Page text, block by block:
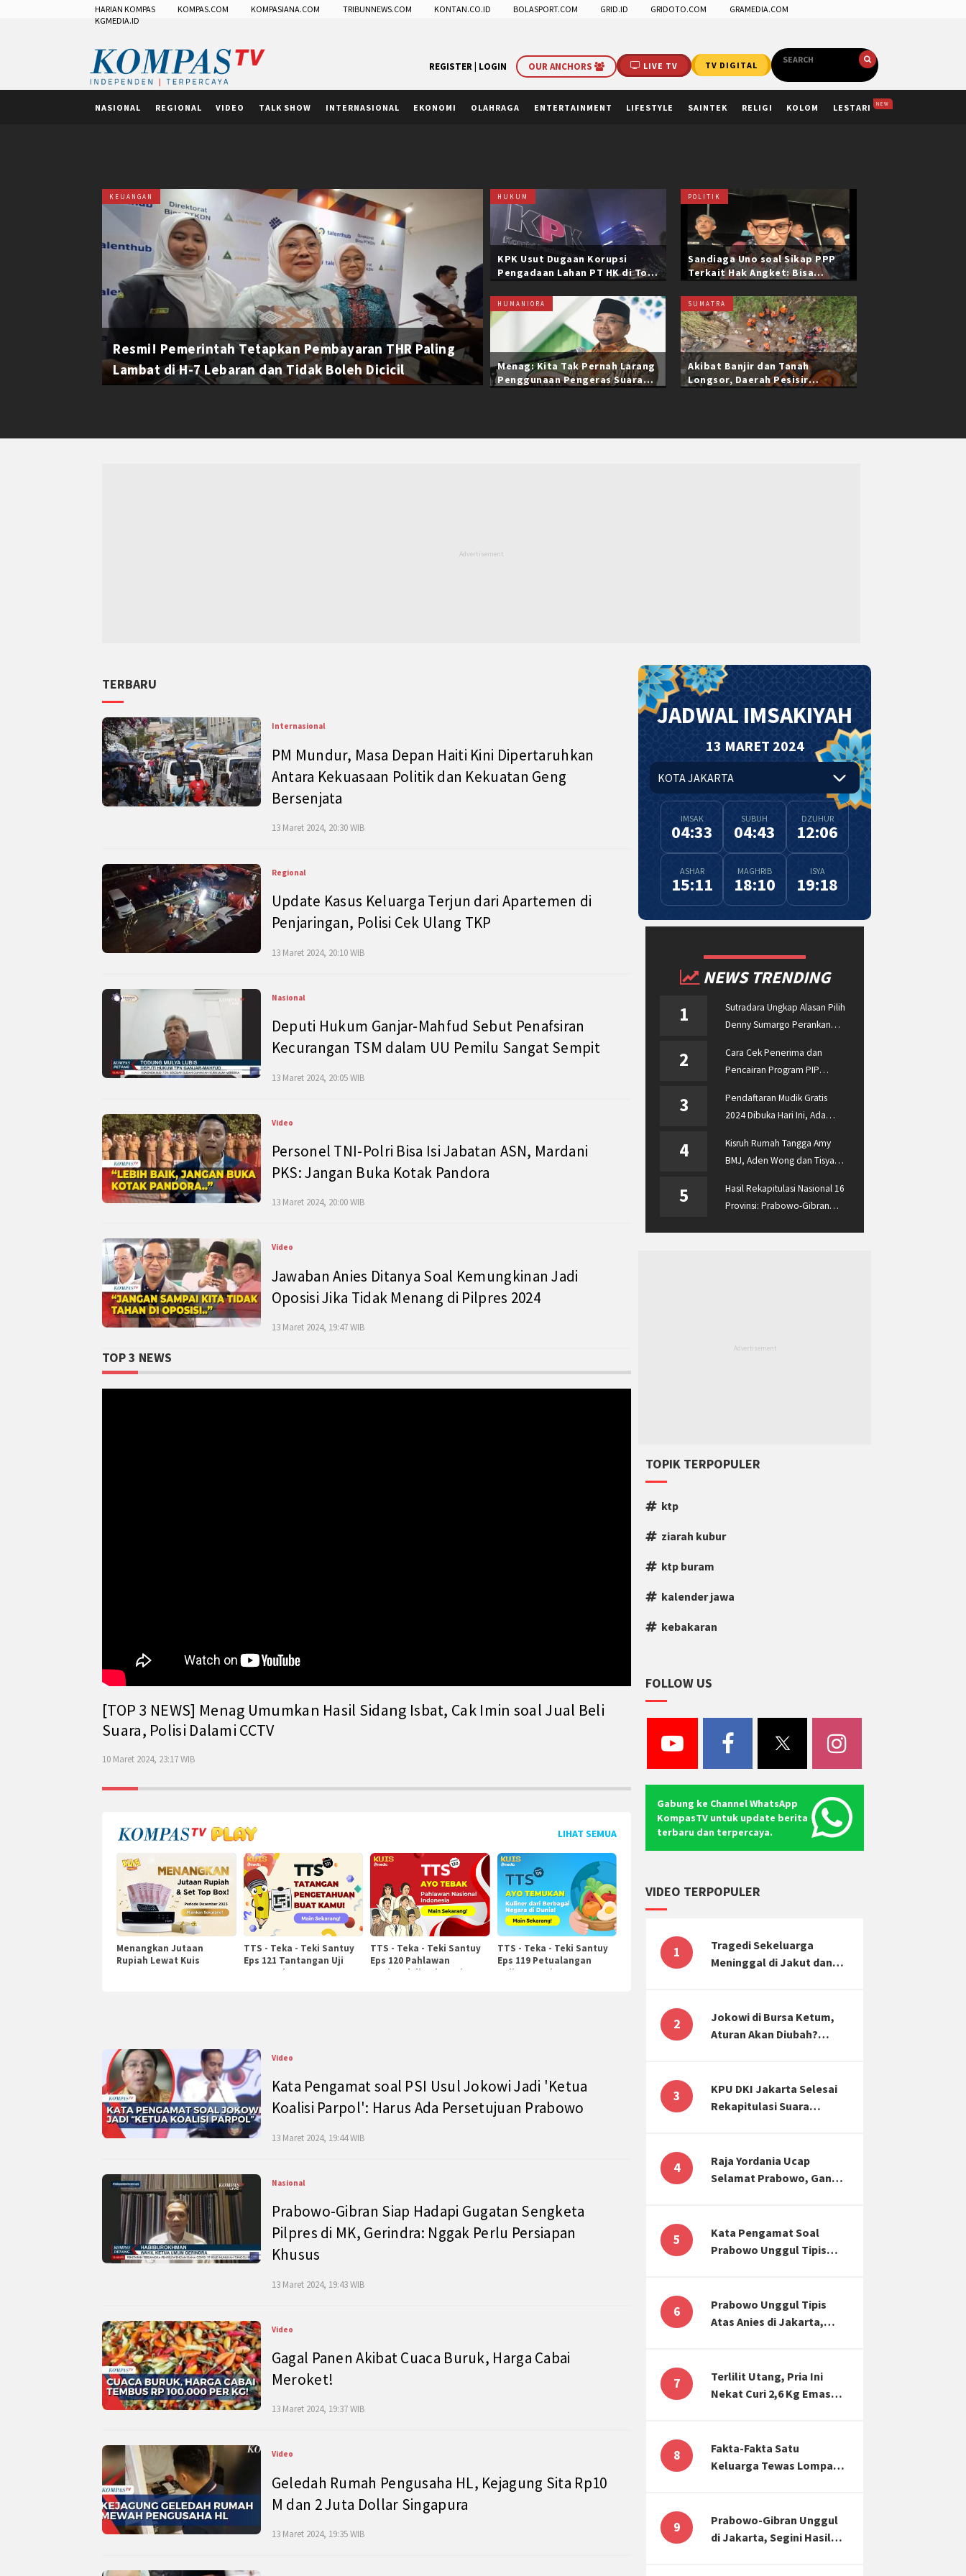
HARIAN KOMPAS KOMPAS.COM KOMPASIANA.COM TRIBUNNEWS.COM KONTAN.CO.ID BOLASPORT.COM GRID.ID GRIDOTO.COM
GRAMEDIA.COM
KGMEDIA.ID
LIVE TV TV DIGITAL
REGISTER | LOGIN OUR ANCHORS
NASIONAL REGIONAL VIDEO TALK SHOW INTERNASIONAL EKONOMI OLAHRAGA ENTERTAINMENT LIFESTYLE SAINTEK RELIGI KOLOM LESTARI NEW
KEUANGAN
Resmi! Pemerintah Tetapkan Pembayaran THR Paling
Lambat di H-7 Lebaran dan Tidak Boleh Dicicil
HUKUM
KPK Usut Dugaan Korupsi
Pengadaan Lahan PT HK di Tol
Belasan Miliar
POLITIK
Sandiaga Uno soal Sikap PPP
Terkait Hak Angket: Bisa
HUMANIORA
Menag: Kita Tak Pernah Larang
Penggunaan Pengeras Suara
SUMATRA
Akibat Banjir dan Tanah
Longsor, Daerah Pesisir
TERBARU
Internasional
PM Mundur, Masa Depan Haiti Kini Dipertaruhkan
Antara Kekuasaan Politik dan Kekuatan Geng
Bersenjata
13 Maret 2024, 20:30 WIB
Regional
Update Kasus Keluarga Terjun dari Apartemen di
Penjaringan, Polisi Cek Ulang TKP
13 Maret 2024, 20:10 WIB
Nasional
Deputi Hukum Ganjar-Mahfud Sebut Penafsiran
Kecurangan TSM dalam UU Pemilu Sangat Sempit
13 Maret 2024, 20:05 WIB
Video
Personel TNI-Polri Bisa Isi Jabatan ASN, Mardani
PKS: Jangan Buka Kotak Pandora
13 Maret 2024, 20:00 WIB
Video
Jawaban Anies Ditanya Soal Kemungkinan Jadi
Oposisi Jika Tidak Menang di Pilpres 2024
13 Maret 2024, 19:47 WIB
TOP 3 NEWS
[TOP 3 NEWS] Menag Umumkan Hasil Sidang Isbat, Cak Imin soal Jual Beli
Suara, Polisi Dalami CCTV
10 Maret 2024, 23:17 WIB
LIHAT SEMUA
Menangkan Jutaan
Rupiah Lewat Kuis
TTS - Teka - Teki Santuy
Eps 121 Tantangan Uji
Pengetahuan
TTS - Teka - Teki Santuy
Eps 120 Pahlawan
Nasional di Indonesia
TTS - Teka - Teki Santuy
Eps 119 Petualangan
Kuliner Dunia
Video
Kata Pengamat soal PSI Usul Jokowi Jadi 'Ketua
Koalisi Parpol': Harus Ada Persetujuan Prabowo
13 Maret 2024, 19:44 WIB
Nasional
Prabowo-Gibran Siap Hadapi Gugatan Sengketa
Pilpres di MK, Gerindra: Nggak Perlu Persiapan
Khusus
13 Maret 2024, 19:43 WIB
Video
Gagal Panen Akibat Cuaca Buruk, Harga Cabai
Meroket!
13 Maret 2024, 19:37 WIB
Video
Geledah Rumah Pengusaha HL, Kejagung Sita Rp10
M dan 2 Juta Dollar Singapura
13 Maret 2024, 19:35 WIB
JADWAL IMSAKIYAH
13 MARET 2024
IMSAK
04:33
SUBUH
04:43
DZUHUR
12:06
ASHAR
15:11
MAGHRIB
18:10
ISYA
19:18
NEWS TRENDING
1
Sutradara Ungkap Alasan Pilih
Denny Sumargo Perankan
2
Cara Cek Penerima dan
Pencairan Program PIP
pip.kemdikbud.go.id
3
Pendaftaran Mudik Gratis
2024 Dibuka Hari Ini, Ada
Jateng dan Dishub Jatim
4
Kisruh Rumah Tangga Amy
BMJ, Aden Wong dan Tisya
Malaysia dan Singapura
5
Hasil Rekapitulasi Nasional 16
Provinsi: Prabowo-Gibran
TOPIK TERPOPULER
ktp
ziarah kubur
ktp buram
kalender jawa
kebakaran
FOLLOW US
Gabung ke Channel WhatsApp
KompasTV untuk update berita
terbaru dan terpercaya.
VIDEO TERPOPULER
1
Tragedi Sekeluarga
Meninggal di Jakut dan
Mental-Finansial
2
Jokowi di Bursa Ketum,
Aturan Akan Diubah?
3
KPU DKI Jakarta Selesai
Rekapitulasi Suara
Ganjar
4
Raja Yordania Ucap
Selamat Prabowo, Ganjar
3 NEWS]
5
Kata Pengamat Soal
Prabowo Unggul Tipis
Effect
6
Prabowo Unggul Tipis
Atas Anies di Jakarta,
7
Terlilit Utang, Pria Ini
Nekat Curi 2,6 Kg Emas
8
Fakta-Fakta Satu
Keluarga Tewas Lompat
Kening
9
Prabowo-Gibran Unggul
di Jakarta, Segini Hasil